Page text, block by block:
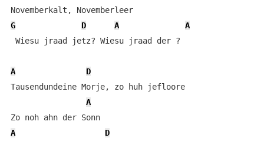
Novemberkalt, Novemberleer
G
D A
A
Wiesu jraad jetz? Wiesu jraad der ?
A
D
Tausendundeine Morje, zo huh jefloore
A
Zo noh ahn der Sonn
A
D